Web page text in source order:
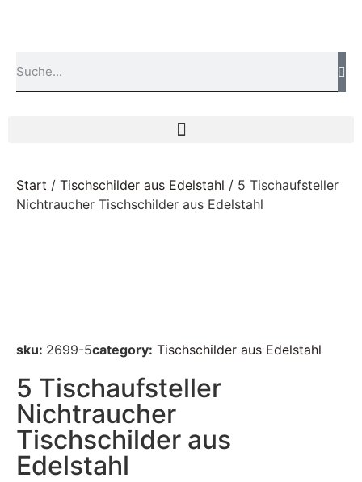
Start / Tischschilder aus Edelstahl / 5 Tischaufsteller
Nichtraucher Tischschilder aus Edelstahl
sku: 2699-5category: Tischschilder aus Edelstahl
5 Tischaufsteller
Nichtraucher
Tischschilder aus
Edelstahl